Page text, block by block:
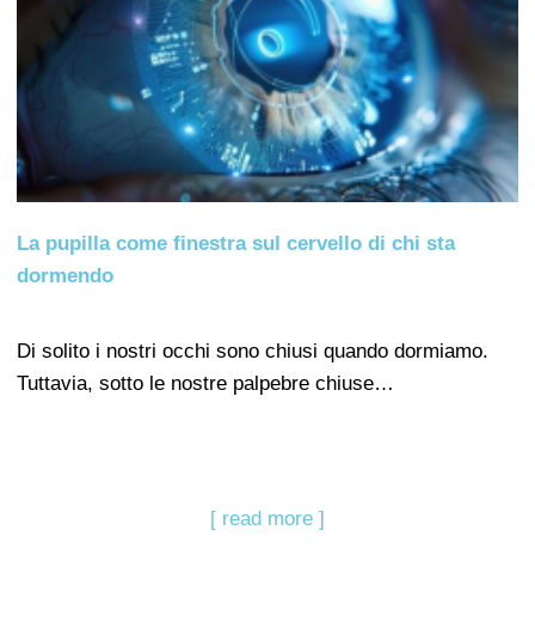
La pupilla come finestra sul cervello di chi sta
dormendo
Di solito i nostri occhi sono chiusi quando dormiamo.
Tuttavia, sotto le nostre palpebre chiuse…
[ read more ]